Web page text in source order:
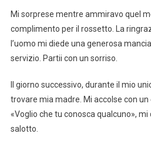
Mi sorprese mentre ammiravo quel
complimento per il rossetto. La
l’uomo mi diede una generosa
servizio. Partii con un sorriso.
Il giorno successivo, durante il mio
trovare mia madre. Mi accolse con
«Voglio che tu conosca qualcuno»,
salotto.